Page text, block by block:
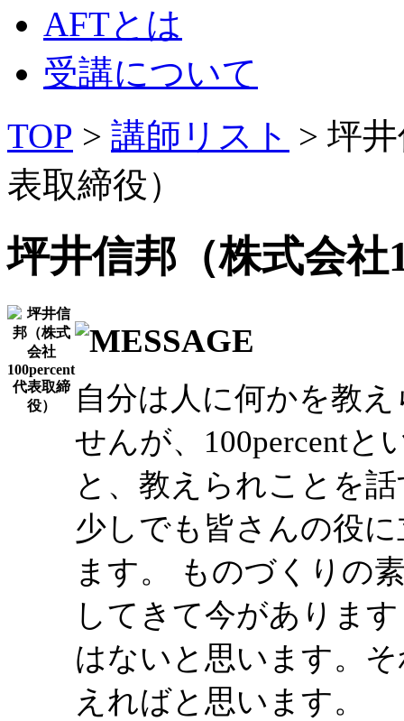
AFTとは
受講について
TOP > 講師リスト > 坪
表取締役）
坪井信邦（株式会社
自分は人に何かを教
せんが、100percent
と、教えられことを
少しでも皆さんの役
ます。 ものづくりの
してきて今がありま
はないと思います。
えればと思います。